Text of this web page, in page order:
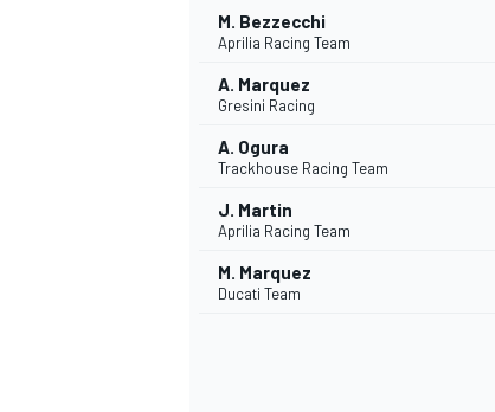
M. Bezzecchi
Aprilia Racing Team
A. Marquez
Gresini Racing
A. Ogura
Trackhouse Racing Team
J. Martin
Aprilia Racing Team
M. Marquez
Ducati Team